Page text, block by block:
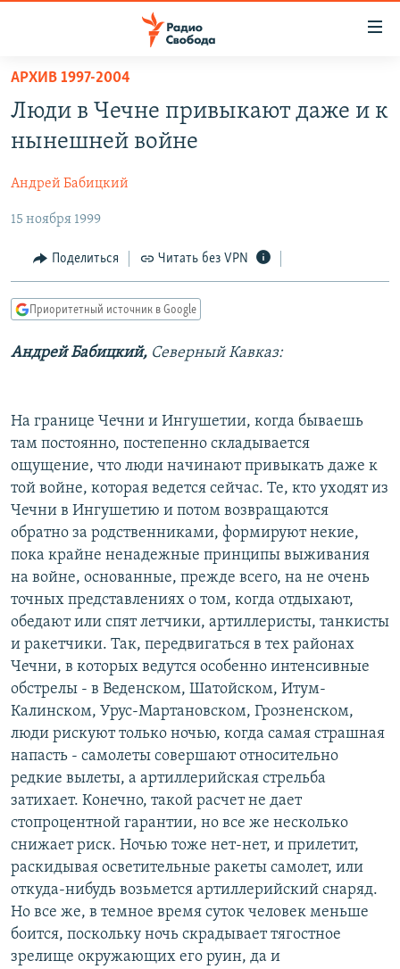
упрощенного
доступа
основному
Вернутся
главной
навигации
Вернутся
поиску
ПОДКАСТЫ
ЦИТАТЫ СВОБОДЫ
МНЕНИЯ
КУЛЬТУРА
IDEL.РЕАЛИИ
КАВКАЗ.РЕАЛИИ
СЕВЕР.РЕАЛИИ
РАСПИСАНИЕ ВЕЩАНИЯ
ПОДПИШИТЕСЬ НА РАССЫЛКУ
СОЦИАЛЬНЫЕ СЕТИ
Все сайты РСЕ/РС
АРХИВ 1997-2004
Люди в Чечне привыкают даже и к
нынешней войне
Андрей Бабицкий
15 ноября 1999
Поделиться Читать без VPN
Приоритетный источник в Google
Андрей Бабицкий, Северный Кавказ:
На границе Чечни и Ингушетии, когда бываешь
там постоянно, постепенно складывается
ощущение, что люди начинают привыкать даже к
той войне, которая ведется сейчас. Те, кто уходят из
Чечни в Ингушетию и потом возвращаются
обратно за родственниками, формируют некие,
пока крайне ненадежные принципы выживания
на войне, основанные, прежде всего, на не очень
точных представлениях о том, когда отдыхают,
обедают или спят летчики, артиллеристы, танкисты
и ракетчики. Так, передвигаться в тех районах
Чечни, в которых ведутся особенно интенсивные
обстрелы - в Веденском, Шатойском, Итум-
Калинском, Урус-Мартановском, Грозненском,
люди рискуют только ночью, когда самая страшная
напасть - самолеты совершают относительно
редкие вылеты, а артиллерийская стрельба
затихает. Конечно, такой расчет не дает
стопроцентной гарантии, но все же несколько
снижает риск. Ночью тоже нет-нет, и прилетит,
раскидывая осветительные ракеты самолет, или
откуда-нибудь возьмется артиллерийский снаряд.
Но все же, в темное время суток человек меньше
боится, поскольку ночь скрадывает тягостное
зрелище окружающих его руин, да и